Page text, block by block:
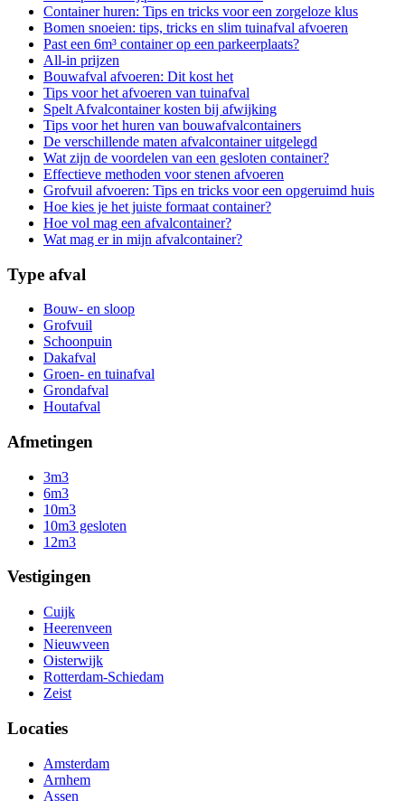
Container huren: Tips en tricks voor een zorgeloze klus
Bomen snoeien: tips, tricks en slim tuinafval afvoeren
Past een 6m³ container op een parkeerplaats?
All-in prijzen
Bouwafval afvoeren: Dit kost het
Tips voor het afvoeren van tuinafval
Spelt Afvalcontainer kosten bij afwijking
Tips voor het huren van bouwafvalcontainers
De verschillende maten afvalcontainer uitgelegd
Wat zijn de voordelen van een gesloten container?
Effectieve methoden voor stenen afvoeren
Grofvuil afvoeren: Tips en tricks voor een opgeruimd huis
Hoe kies je het juiste formaat container?
Hoe vol mag een afvalcontainer?
Wat mag er in mijn afvalcontainer?
Type afval
Bouw- en sloop
Grofvuil
Schoonpuin
Dakafval
Groen- en tuinafval
Grondafval
Houtafval
Afmetingen
3m3
6m3
10m3
10m3 gesloten
12m3
Vestigingen
Cuijk
Heerenveen
Nieuwveen
Oisterwijk
Rotterdam-Schiedam
Zeist
Locaties
Amsterdam
Arnhem
Assen